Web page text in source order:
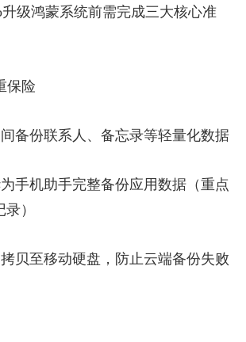
升级鸿蒙系统前需完成三大核心准
保险
备份联系人、备忘录等轻量化数据
手机助手完整备份应用数据（重点
）
贝至移动硬盘，防止云端备份失败